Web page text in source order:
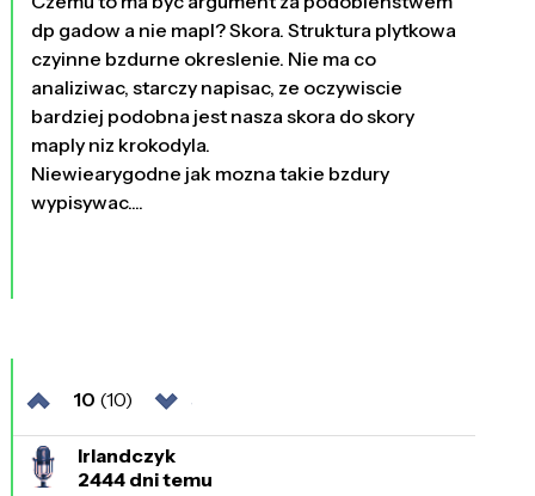
dp gadow a nie mapl? Skora. Struktura plytkowa
czyinne bzdurne okreslenie. Nie ma co
analiziwac, starczy napisac, ze oczywiscie
bardziej podobna jest nasza skora do skory
maply niz krokodyla.
Niewiearygodne jak mozna takie bzdury
wypisywac....
10 (10)
Irlandczyk
2444 dni temu